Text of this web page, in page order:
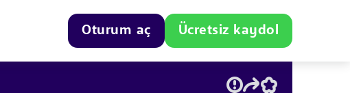
Oturum aç Ücretsiz kaydol